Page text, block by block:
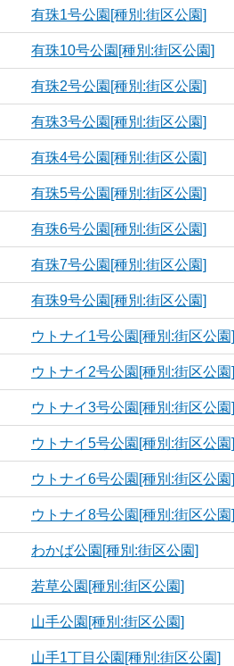
有珠1号公園[種別:街区公園]
有珠10号公園[種別:街区公園]
有珠2号公園[種別:街区公園]
有珠3号公園[種別:街区公園]
有珠4号公園[種別:街区公園]
有珠5号公園[種別:街区公園]
有珠6号公園[種別:街区公園]
有珠7号公園[種別:街区公園]
有珠9号公園[種別:街区公園]
ウトナイ1号公園[種別:街区公園]
ウトナイ2号公園[種別:街区公園]
ウトナイ3号公園[種別:街区公園]
ウトナイ5号公園[種別:街区公園]
ウトナイ6号公園[種別:街区公園]
ウトナイ8号公園[種別:街区公園]
わかば公園[種別:街区公園]
若草公園[種別:街区公園]
山手公園[種別:街区公園]
山手1丁目公園[種別:街区公園]